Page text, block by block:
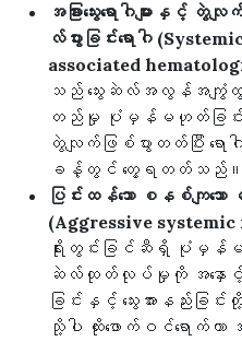
အခြားသွေးရောဂါများနှ
လ်ပွားခြင်းရောဂါ
associated
သည် သွေးဆဲလ်အလွန်အကျွံ
တည်မှု ပုံမှန်မဟုတ်ခြင်းစသည့်
တွဲလျက်ဖြစ်ပွားတတ်ပြီး ရော
ခန့်တွင် တွေ့ရတတ်သည်။
ပြင်းထန်သော စနစ်ကျသော
(Aggressive
ရိုးတွင်းခြင်ဆီရှိ ပုံမှန်မဟုတ်
ဆဲလ်ထုတ်လုပ်မှုကို အနှောင့်အ
ခြင်းနှင့် သွေးအားနည်းခြ
သို့ပါ ထိုးဖောက်ဝင်ရောက်ကာ